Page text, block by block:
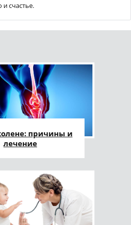
счастье.
причины и
лечение